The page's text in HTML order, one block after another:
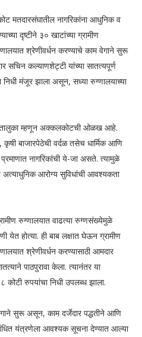
नागरिकांना आधुनिक व
दृष्टीने ३० खाटांच्या ग्रामीण
श्रेणीवर्धन करण्याचे काम वेगाने सुरू
सचिन कल्याणशेट्टी यांच्या सातत्यपूर्ण
निधी मंजूर झाला असून, सध्या रुग्णालयाच्या
तालुका म्हणून अक्कलकोटची ओळख आहे.
कृषी बाजारपेठेची वर्दळ तसेच धार्मिक आणि
नागरिकांची ये-जा असते. त्यामुळे
अत्याधुनिक आरोग्य सुविधांची आवश्यकता
रुग्णालयात वाढत्या रुग्णसंख्येमुळे
होत्या. ही बाब लक्षात घेऊन ग्रामीण
श्रेणीवर्धन करण्यासाठी आमदार
पाठपुरावा केला. त्यानंतर या
कोटी रुपयांचा निधी उपलब्ध झाला.
सुरू असून, काम दर्जेदार पद्धतीने आणि
संबंधित यंत्रणेला आवश्यक सूचना देण्यात आल्या